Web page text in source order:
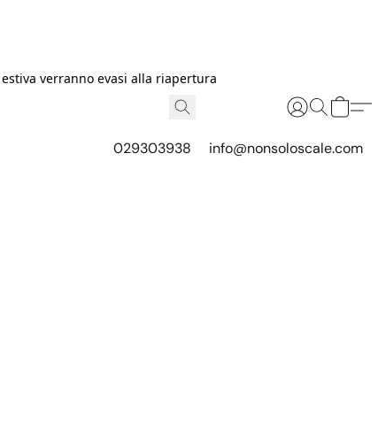
verranno evasi alla riapertura
029303938 info@nonsoloscale.com